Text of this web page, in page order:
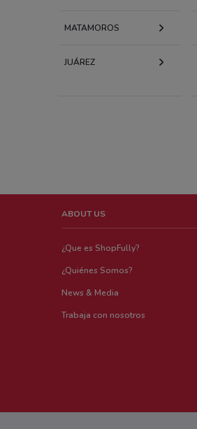
MATAMOROS
JUÁREZ
ABOUT US
¿Que es ShopFully?
¿Quiénes Somos?
News & Media
Trabaja con nosotros